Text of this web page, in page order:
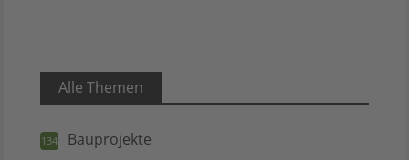
Alle Themen
134 Bauprojekte